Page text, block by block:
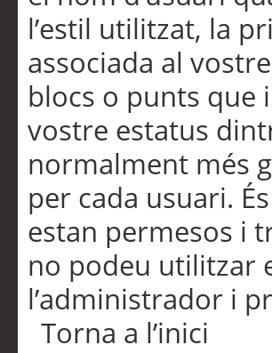
l’estil utilitzat, la
associada al
blocs o punts que
vostre estatus
normalment més
per cada usuari.
estan permesos i
no podeu utilitzar
l’administrador i
Torna a l’inici